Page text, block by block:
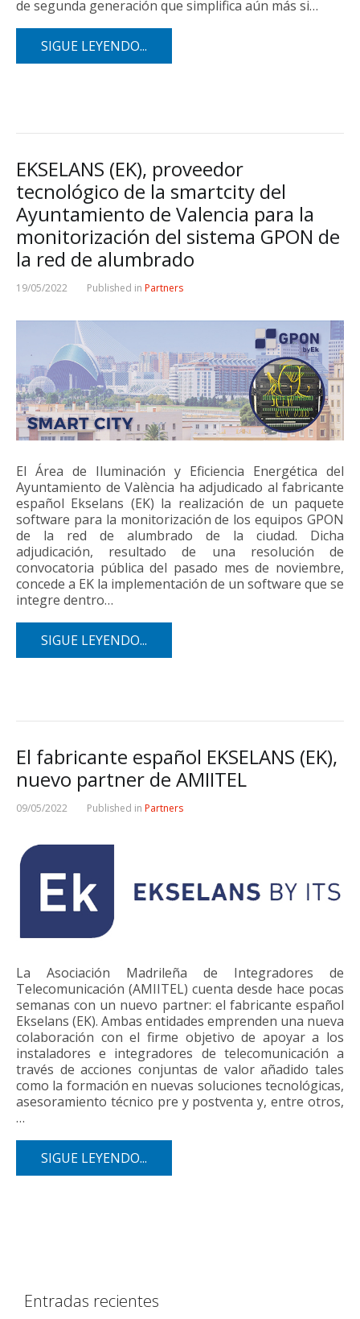
de segunda generación que simplifica aún más si…
SIGUE LEYENDO...
EKSELANS (EK), proveedor
tecnológico de la smartcity del
Ayuntamiento de Valencia para la
monitorización del sistema GPON de
la red de alumbrado
19/05/2022 Published in Partners
El Área de Iluminación y Eficiencia Energética del
Ayuntamiento de València ha adjudicado al fabricante
español Ekselans (EK) la realización de un paquete
software para la monitorización de los equipos GPON
de la red de alumbrado de la ciudad. Dicha
adjudicación, resultado de una resolución de
convocatoria pública del pasado mes de noviembre,
concede a EK la implementación de un software que se
integre dentro…
SIGUE LEYENDO...
El fabricante español EKSELANS (EK),
nuevo partner de AMIITEL
09/05/2022 Published in Partners
La Asociación Madrileña de Integradores de
Telecomunicación (AMIITEL) cuenta desde hace pocas
semanas con un nuevo partner: el fabricante español
Ekselans (EK). Ambas entidades emprenden una nueva
colaboración con el firme objetivo de apoyar a los
instaladores e integradores de telecomunicación a
través de acciones conjuntas de valor añadido tales
como la formación en nuevas soluciones tecnológicas,
asesoramiento técnico pre y postventa y, entre otros,
…
SIGUE LEYENDO...
Entradas recientes